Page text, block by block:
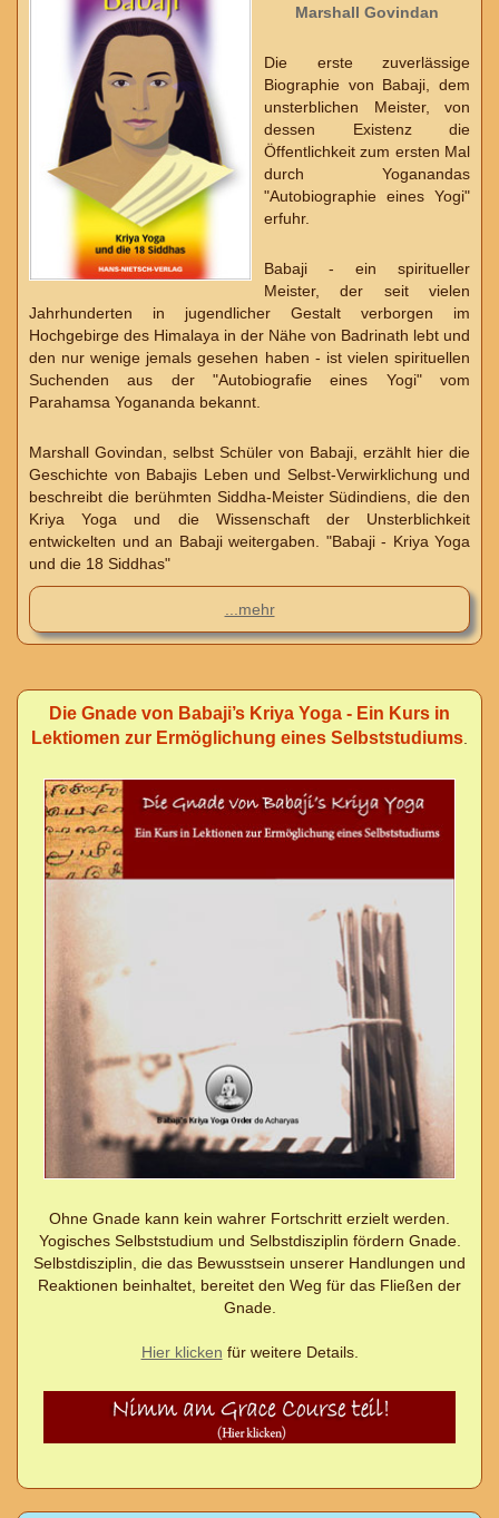
Marshall Govindan
Die erste zuverlässige
Biographie von Babaji, dem
unsterblichen Meister, von
dessen Existenz die
Öffentlichkeit zum ersten Mal
durch Yoganandas
"Autobiographie eines Yogi"
erfuhr.
Babaji - ein spiritueller
Meister, der seit vielen
Jahrhunderten in jugendlicher Gestalt verborgen im
Hochgebirge des Himalaya in der Nähe von Badrinath lebt und
den nur wenige jemals gesehen haben - ist vielen spirituellen
Suchenden aus der "Autobiografie eines Yogi" vom
Parahamsa Yogananda bekannt.
Marshall Govindan, selbst Schüler von Babaji, erzählt hier die
Geschichte von Babajis Leben und Selbst-Verwirklichung und
beschreibt die berühmten Siddha-Meister Südindiens, die den
Kriya Yoga und die Wissenschaft der Unsterblichkeit
entwickelten und an Babaji weitergaben. "Babaji - Kriya Yoga
und die 18 Siddhas"
...mehr
Die Gnade von Babaji’s Kriya Yoga - Ein Kurs in
Lektiomen zur Ermöglichung eines Selbststudiums
Ohne Gnade kann kein wahrer Fortschritt erzielt werden.
Yogisches Selbststudium und Selbstdisziplin fördern Gnade.
Selbstdisziplin, die das Bewusstsein unserer Handlungen und
Reaktionen beinhaltet, bereitet den Weg für das Fließen der
Gnade.
Hier klicken für weitere Details.